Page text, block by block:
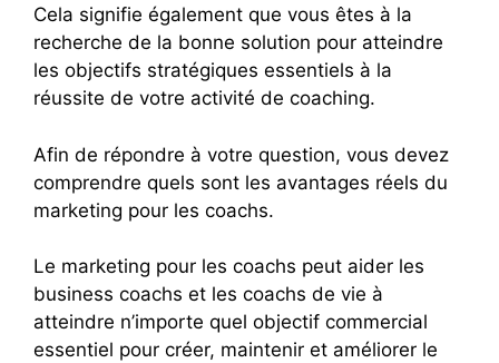
Cela signifie également que vous êtes à la
recherche de la bonne solution pour atteindre
les objectifs stratégiques essentiels à la
réussite de votre activité de coaching.
Afin de répondre à votre question, vous devez
comprendre quels sont les avantages réels du
marketing pour les coachs.
Le marketing pour les coachs peut aider les
business coachs et les coachs de vie à
atteindre n’importe quel objectif commercial
essentiel pour créer, maintenir et améliorer le